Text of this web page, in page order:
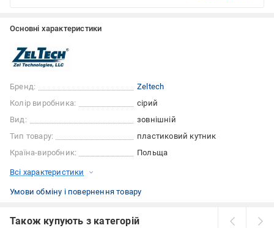
Основні характеристики
Бренд:
Zeltech
Колір виробника:
сірий
Вид:
зовнішній
Тип товару:
пластиковий кутник
Країна-виробник:
Польща
Всі характеристики
Умови обміну і повернення товару
Також купують з категорій